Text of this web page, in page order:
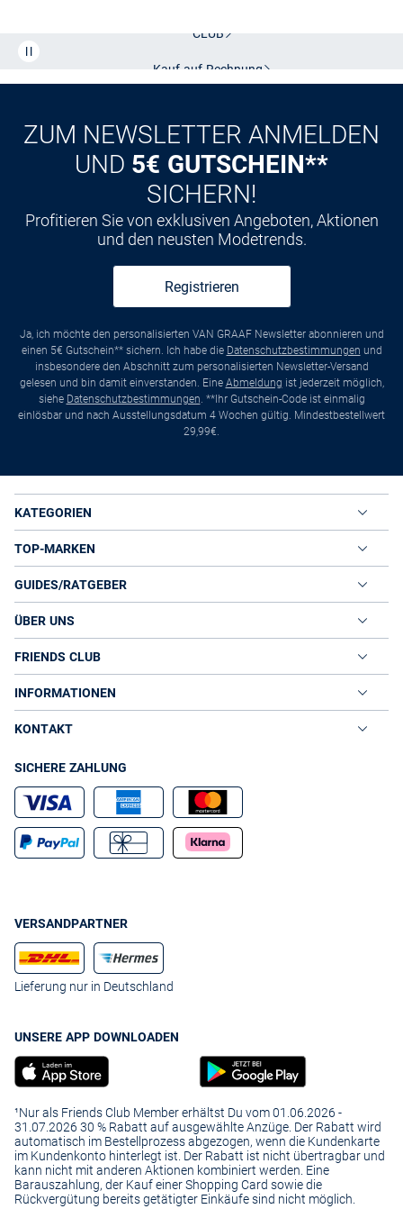
CLUB
ZUM NEWSLETTER ANMELDEN
UND 5€ GUTSCHEIN**
SICHERN!
Profitieren Sie von exklusiven Angeboten, Aktionen
und den neusten Modetrends.
Registrieren
Ja, ich möchte den personalisierten VAN GRAAF Newsletter abonnieren und
einen 5€ Gutschein** sichern. Ich habe die Datenschutzbestimmungen und
insbesondere den Abschnitt zum personalisierten Newsletter-Versand
gelesen und bin damit einverstanden. Eine Abmeldung ist jederzeit möglich,
siehe Datenschutzbestimmungen. **Ihr Gutschein-Code ist einmalig
einlösbar und nach Ausstellungsdatum 4 Wochen gültig. Mindestbestellwert
29,99€.
KATEGORIEN
TOP-MARKEN
GUIDES/RATGEBER
ÜBER UNS
FRIENDS CLUB
INFORMATIONEN
KONTAKT
SICHERE ZAHLUNG
VERSANDPARTNER
Lieferung nur in Deutschland
UNSERE APP DOWNLOADEN
¹Nur als Friends Club Member erhältst Du vom 01.06.2026 -
31.07.2026 30 % Rabatt auf ausgewählte Anzüge. Der Rabatt wird
automatisch im Bestellprozess abgezogen, wenn die Kundenkarte
im Kundenkonto hinterlegt ist. Der Rabatt ist nicht übertragbar und
kann nicht mit anderen Aktionen kombiniert werden. Eine
Barauszahlung, der Kauf einer Shopping Card sowie die
Rückvergütung bereits getätigter Einkäufe sind nicht möglich.